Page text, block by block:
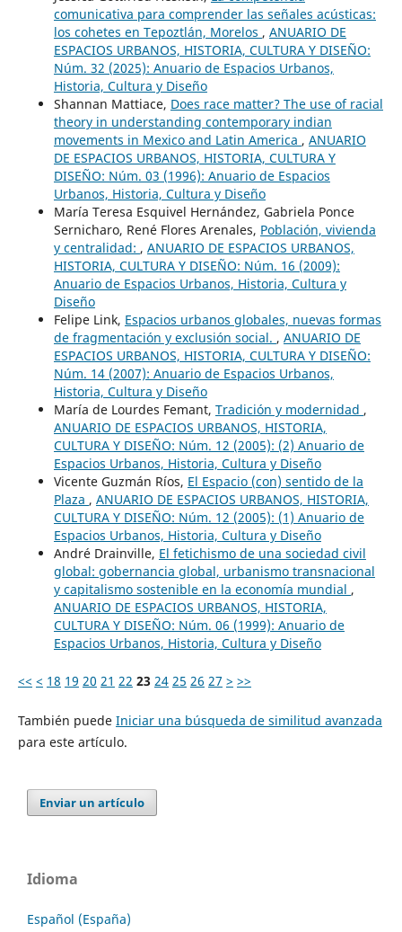
comunicativa para comprender las señales acústicas:
los cohetes en Tepoztlán, Morelos , ANUARIO DE
ESPACIOS URBANOS, HISTORIA, CULTURA Y DISEÑO:
Núm. 32 (2025): Anuario de Espacios Urbanos,
Historia, Cultura y Diseño
Shannan Mattiace, Does race matter? The use of racial
theory in understanding contemporary indian
movements in Mexico and Latin America , ANUARIO
DE ESPACIOS URBANOS, HISTORIA, CULTURA Y
DISEÑO: Núm. 03 (1996): Anuario de Espacios
Urbanos, Historia, Cultura y Diseño
María Teresa Esquivel Hernández, Gabriela Ponce
Sernicharo, René Flores Arenales, Población, vivienda
y centralidad: , ANUARIO DE ESPACIOS URBANOS,
HISTORIA, CULTURA Y DISEÑO: Núm. 16 (2009):
Anuario de Espacios Urbanos, Historia, Cultura y
Diseño
Felipe Link, Espacios urbanos globales, nuevas formas
de fragmentación y exclusión social. , ANUARIO DE
ESPACIOS URBANOS, HISTORIA, CULTURA Y DISEÑO:
Núm. 14 (2007): Anuario de Espacios Urbanos,
Historia, Cultura y Diseño
María de Lourdes Femant, Tradición y modernidad ,
ANUARIO DE ESPACIOS URBANOS, HISTORIA,
CULTURA Y DISEÑO: Núm. 12 (2005): (2) Anuario de
Espacios Urbanos, Historia, Cultura y Diseño
Vicente Guzmán Ríos, El Espacio (con) sentido de la
Plaza , ANUARIO DE ESPACIOS URBANOS, HISTORIA,
CULTURA Y DISEÑO: Núm. 12 (2005): (1) Anuario de
Espacios Urbanos, Historia, Cultura y Diseño
André Drainville, El fetichismo de una sociedad civil
global: gobernancia global, urbanismo transnacional
y capitalismo sostenible en la economía mundial ,
ANUARIO DE ESPACIOS URBANOS, HISTORIA,
CULTURA Y DISEÑO: Núm. 06 (1999): Anuario de
Espacios Urbanos, Historia, Cultura y Diseño
<< < 18 19 20 21 22 23 24 25 26 27 > >>
También puede Iniciar una búsqueda de similitud avanzada
para este artículo.
Enviar un artículo
Idioma
Español (España)